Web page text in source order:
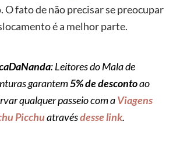
fato de não precisar se preocupar
é a melhor parte.
: Leitores do Mala de
garantem5% de descontoao
qualquer passeio com aViagens
Picchuatravésdesse link.